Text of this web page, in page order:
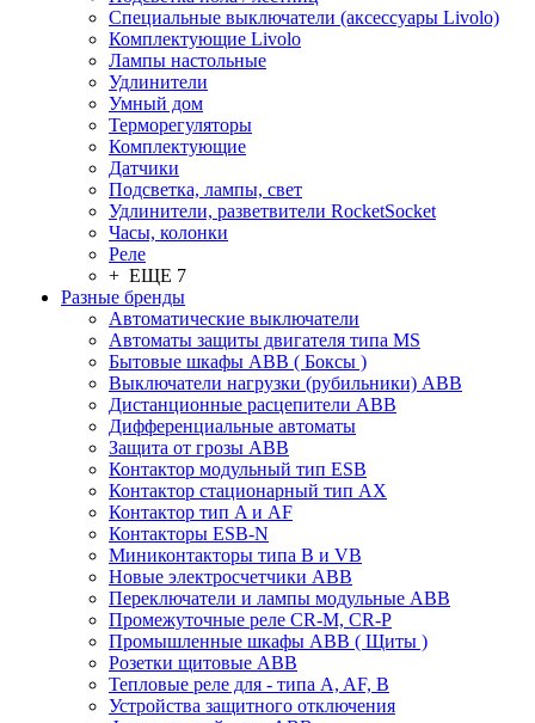
Специальные выключатели (аксессуары Livolo)
Комплектующие Livolo
Лампы настольные
Удлинители
Умный дом
Терморегуляторы
Комплектующие
Датчики
Подсветка, лампы, свет
Удлинители, разветвители RocketSocket
Часы, колонки
Реле
+ ЕЩЕ 7
Разные бренды
Автоматические выключатели
Автоматы защиты двигателя типа MS
Бытовые шкафы ABB ( Боксы )
Выключатели нагрузки (рубильники) ABB
Дистанционные расцепители ABB
Дифференциальные автоматы
Защита от грозы ABB
Контактор модульный тип ESB
Контактор стационарный тип AX
Контактор тип A и AF
Контакторы ESB-N
Миниконтакторы типа B и VB
Новые электросчетчики ABB
Переключатели и лампы модульные ABB
Промежуточные реле CR-M, CR-P
Промышленные шкафы ABB ( Щиты )
Розетки щитовые ABB
Тепловые реле для - типа A, AF, B
Устройства защитного отключения